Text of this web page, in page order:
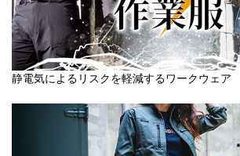
静電気によるリスクを軽減するワークウェア